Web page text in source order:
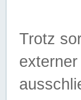
Trotz